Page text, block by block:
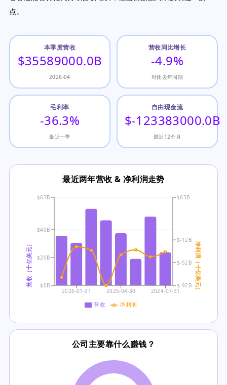
点。
本季度营收
$35589000.0B
2026-04
营收同比增长
-4.9%
对比去年同期
毛利率
-36.3%
最近一季
自由现金流
$-123383000.0B
最近12个月
最近两年营收 & 净利润走势
2026-01-31 2025-04-30 2024-07-31
$0B
$20B
$40B
$63B
营收（十亿美元） $-92B
$-52B
$-12B
$63B
净利润（十亿美元）
营收 净利润
公司主要靠什么赚钱？